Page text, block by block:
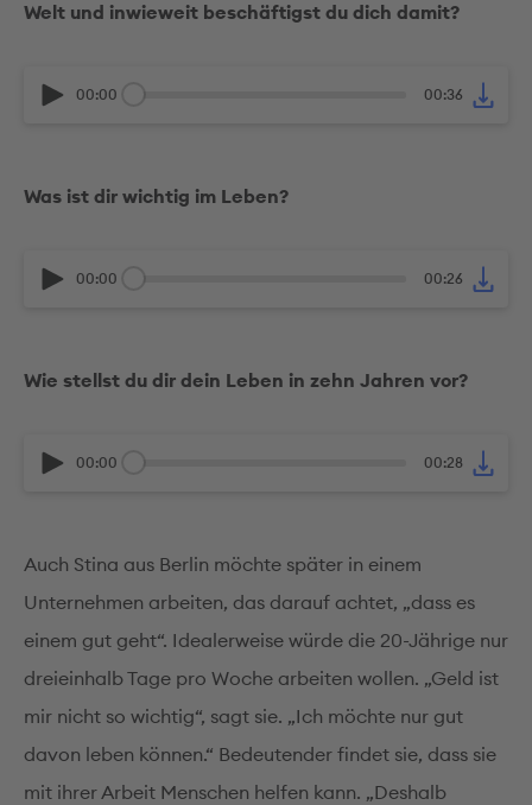
Welt und inwieweit beschäftigst du dich damit?
00:00 00:36
Was ist dir wichtig im Leben?
00:00 00:26
Wie stellst du dir dein Leben in zehn Jahren vor?
00:00 00:28
Auch Stina aus Berlin möchte später in einem
Unternehmen arbeiten, das darauf achtet, „dass es
einem gut geht“. Idealerweise würde die 20-Jährige nur
dreieinhalb Tage pro Woche arbeiten wollen. „Geld ist
mir nicht so wichtig“, sagt sie. „Ich möchte nur gut
davon leben können.“ Bedeutender findet sie, dass sie
mit ihrer Arbeit Menschen helfen kann. „Deshalb